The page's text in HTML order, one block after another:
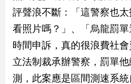
南
台
灣
觀
評聲浪不斷：「這警察也
看照片嗎？」、「烏龍罰
時間申訴，真的很浪費社
立法制裁承辦警察，罰單
測，此案應是區間測速系